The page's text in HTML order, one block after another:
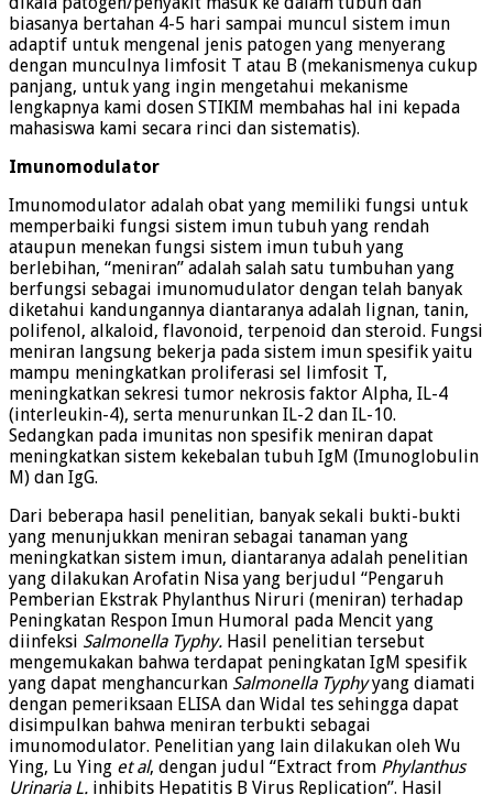
biasanya bertahan 4-5 hari sampai muncul sistem imun
adaptif untuk mengenal jenis patogen yang menyerang
dengan munculnya limfosit T atau B (mekanismenya cukup
panjang, untuk yang ingin mengetahui mekanisme
lengkapnya kami dosen STIKIM membahas hal ini kepada
mahasiswa kami secara rinci dan sistematis).
Imunomodulator
Imunomodulator adalah obat yang memiliki fungsi untuk
memperbaiki fungsi sistem imun tubuh yang rendah
ataupun menekan fungsi sistem imun tubuh yang
berlebihan, “meniran” adalah salah satu tumbuhan yang
berfungsi sebagai imunomudulator dengan telah banyak
diketahui kandungannya diantaranya adalah lignan, tanin,
polifenol, alkaloid, flavonoid, terpenoid dan steroid. Fungsi
meniran langsung bekerja pada sistem imun spesifik yaitu
mampu meningkatkan proliferasi sel limfosit T,
meningkatkan sekresi tumor nekrosis faktor Alpha, IL-4
(interleukin-4), serta menurunkan IL-2 dan IL-10.
Sedangkan pada imunitas non spesifik meniran dapat
meningkatkan sistem kekebalan tubuh IgM (Imunoglobulin
M) dan IgG.
Dari beberapa hasil penelitian, banyak sekali bukti-bukti
yang menunjukkan meniran sebagai tanaman yang
meningkatkan sistem imun, diantaranya adalah penelitian
yang dilakukan Arofatin Nisa yang berjudul “Pengaruh
Pemberian Ekstrak Phylanthus Niruri (meniran) terhadap
Peningkatan Respon Imun Humoral pada Mencit yang
diinfeksi Salmonella Typhy. Hasil penelitian tersebut
mengemukakan bahwa terdapat peningkatan IgM spesifik
yang dapat menghancurkan Salmonella Typhyyang diamati
dengan pemeriksaan ELISA dan Widal tes sehingga dapat
disimpulkan bahwa meniran terbukti sebagai
imunomodulator. Penelitian yang lain dilakukan oleh Wu
Ying, Lu Ying et al, dengan judul “Extract from Phylanthus
Urinaria L. inhibits Hepatitis B Virus Replication”. Hasil